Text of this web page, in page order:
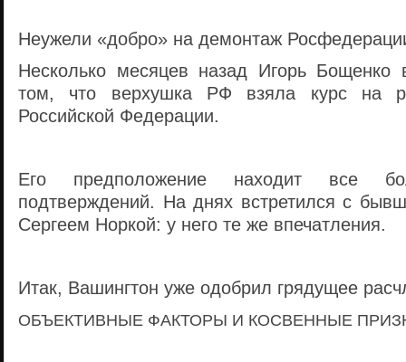
Неужели «добро» на демонтаж
Несколько месяцев назад Игорь
том, что верхушка РФ взяла курс на
Российской Федерации.
Его предположение находит все
подтверждений. На днях встретился с
Сергеем Норкой: у него те же впечатления.
Итак, Вашингтон уже одобрил грядущее
ОБЪЕКТИВНЫЕ ФАКТОРЫ И КОСВЕННЫЕ